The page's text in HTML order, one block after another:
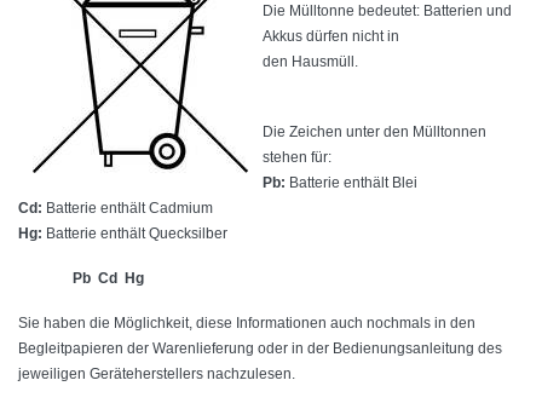
Die Mülltonne bedeutet: Batterien und
Akkus dürfen nicht in
den Hausmüll.
Die Zeichen unter den Mülltonnen
stehen für:
Pb: Batterie enthält Blei
Cd: Batterie enthält Cadmium
Hg: Batterie enthält Quecksilber
Pb Cd Hg
Sie haben die Möglichkeit, diese Informationen auch nochmals in den
Begleitpapieren der Warenlieferung oder in der Bedienungsanleitung des
jeweiligen Geräteherstellers nachzulesen.